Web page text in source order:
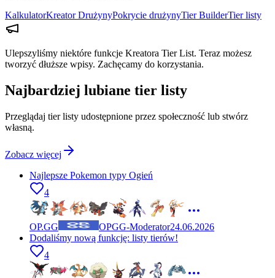
KalkulatorKreator DrużynyPokrycie drużynyTier BuilderTier listy
Ulepszyliśmy niektóre funkcje Kreatora Tier List. Teraz możesz
tworzyć dłuższe wpisy. Zachęcamy do korzystania.
Najbardziej lubiane tier listy
Przeglądaj tier listy udostępnione przez społeczność lub stwórz
własną.
Zobacz więcej
Najlepsze Pokemon typy Ogień
4
OP.GG OPGG-Moderator24.06.2026
Dodaliśmy nową funkcję: listy tierów!
4